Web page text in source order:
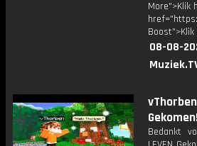
More">Klik
08-08-
Bedankt